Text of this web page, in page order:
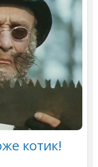
котик!